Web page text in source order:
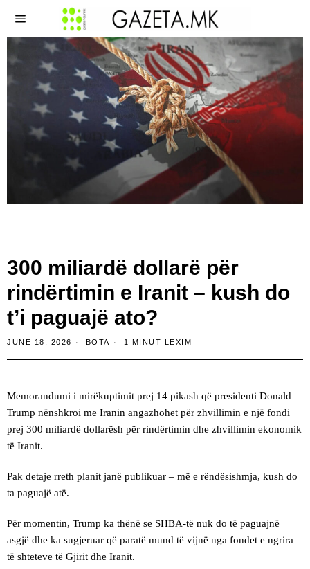
300 miliardë dollarë për
rindërtimin e Iranit – kush do
t’i paguajë ato?
JUNE 18, 2026 BOTA 1 MINUT LEXIM
Memorandumi i mirëkuptimit prej 14 pikash që presidenti Donald
Trump nënshkroi me Iranin angazhohet për zhvillimin e një fondi
prej 300 miliardë dollarësh për rindërtimin dhe zhvillimin ekonomik
të Iranit.
Pak detaje rreth planit janë publikuar – më e rëndësishmja, kush do
ta paguajë atë.
Për momentin, Trump ka thënë se SHBA-të nuk do të paguajnë
asgjë dhe ka sugjeruar që paratë mund të vijnë nga fondet e ngrira
të shteteve të Gjirit dhe Iranit.